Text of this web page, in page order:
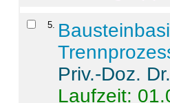
5
Priv.-Doz.
Laufzeit: